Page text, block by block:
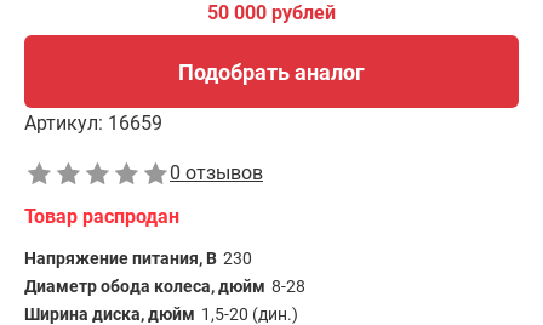
50 000 рублей
Подобрать аналог
Артикул: 16659
0 отзывов
Товар распродан
Напряжение питания, В 230
Диаметр обода колеса, дюйм 8-28
Ширина диска, дюйм 1,5-20 (дин.)